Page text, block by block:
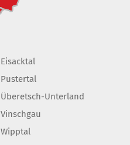
Eisacktal
Pustertal
Überetsch-Unterland
Vinschgau
Wipptal